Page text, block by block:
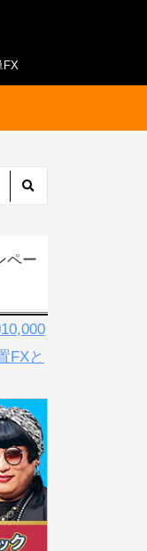
FX
ペー
FXと